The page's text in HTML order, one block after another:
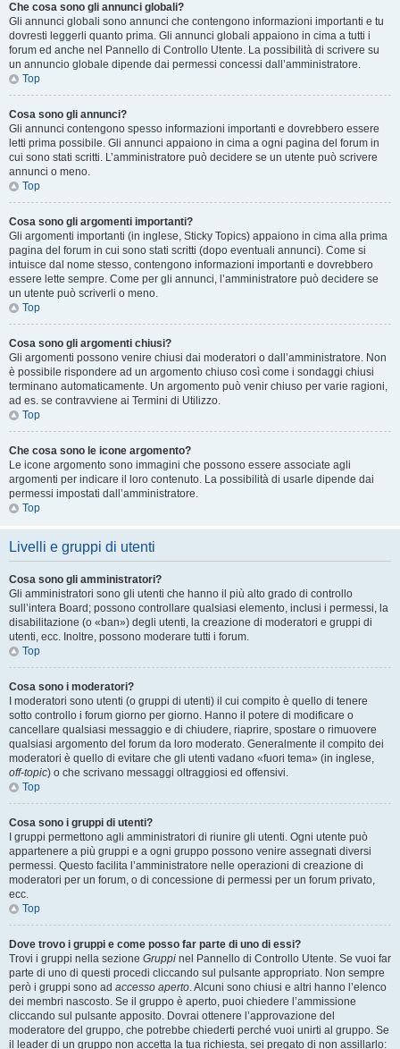
Che cosa sono gli annunci globali?
Gli annunci globali sono annunci che contengono informazioni importanti e tu
dovresti leggerli quanto prima. Gli annunci globali appaiono in cima a tutti i
forum ed anche nel Pannello di Controllo Utente. La possibilità di scrivere su
un annuncio globale dipende dai permessi concessi dall’amministratore.
Top
Cosa sono gli annunci?
Gli annunci contengono spesso informazioni importanti e dovrebbero essere
letti prima possibile. Gli annunci appaiono in cima a ogni pagina del forum in
cui sono stati scritti. L’amministratore può decidere se un utente può scrivere
annunci o meno.
Top
Cosa sono gli argomenti importanti?
Gli argomenti importanti (in inglese, Sticky Topics) appaiono in cima alla prima
pagina del forum in cui sono stati scritti (dopo eventuali annunci). Come si
intuisce dal nome stesso, contengono informazioni importanti e dovrebbero
essere lette sempre. Come per gli annunci, l’amministratore può decidere se
un utente può scriverli o meno.
Top
Cosa sono gli argomenti chiusi?
Gli argomenti possono venire chiusi dai moderatori o dall’amministratore. Non
è possibile rispondere ad un argomento chiuso così come i sondaggi chiusi
terminano automaticamente. Un argomento può venir chiuso per varie ragioni,
ad es. se contravviene ai Termini di Utilizzo.
Top
Che cosa sono le icone argomento?
Le icone argomento sono immagini che possono essere associate agli
argomenti per indicare il loro contenuto. La possibilità di usarle dipende dai
permessi impostati dall’amministratore.
Top
Livelli e gruppi di utenti
Cosa sono gli amministratori?
Gli amministratori sono gli utenti che hanno il più alto grado di controllo
sull’intera Board; possono controllare qualsiasi elemento, inclusi i permessi, la
disabilitazione (o «ban») degli utenti, la creazione di moderatori e gruppi di
utenti, ecc. Inoltre, possono moderare tutti i forum.
Top
Cosa sono i moderatori?
I moderatori sono utenti (o gruppi di utenti) il cui compito è quello di tenere
sotto controllo i forum giorno per giorno. Hanno il potere di modificare o
cancellare qualsiasi messaggio e di chiudere, riaprire, spostare o rimuovere
qualsiasi argomento del forum da loro moderato. Generalmente il compito dei
moderatori è quello di evitare che gli utenti vadano «fuori tema» (in inglese,
off-topic) o che scrivano messaggi oltraggiosi ed offensivi.
Top
Cosa sono i gruppi di utenti?
I gruppi permettono agli amministratori di riunire gli utenti. Ogni utente può
appartenere a più gruppi e a ogni gruppo possono venire assegnati diversi
permessi. Questo facilita l’amministratore nelle operazioni di creazione di
moderatori per un forum, o di concessione di permessi per un forum privato,
ecc.
Top
Dove trovo i gruppi e come posso far parte di uno di essi?
Trovi i gruppi nella sezione Gruppi nel Pannello di Controllo Utente. Se vuoi far
parte di uno di questi procedi cliccando sul pulsante appropriato. Non sempre
però i gruppi sono ad accesso aperto. Alcuni sono chiusi e altri hanno l’elenco
dei membri nascosto. Se il gruppo è aperto, puoi chiedere l’ammissione
cliccando sul pulsante apposito. Dovrai ottenere l’approvazione del
moderatore del gruppo, che potrebbe chiederti perché vuoi unirti al gruppo. Se
il leader di un gruppo non accetta la tua richiesta, sei pregato di non assillarlo: